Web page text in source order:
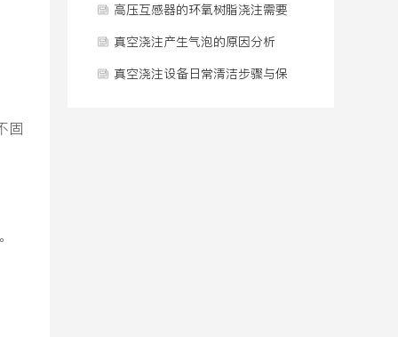
固
温控与计量方案
高压互感器的环氧树脂浇注需要
在真空条件下完成吗
真空浇注产生气泡的原因分析
真空浇注设备日常清洁步骤与保